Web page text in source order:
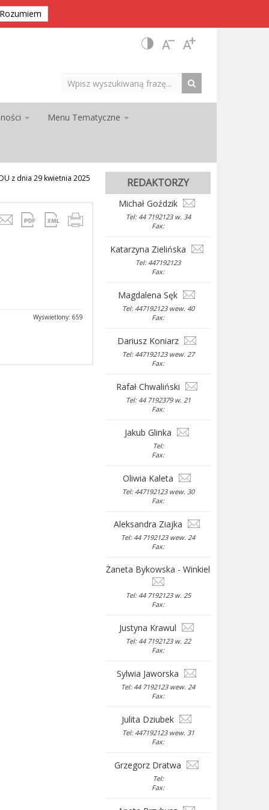
Rozumiem
Menu Tematyczne
z dnia 29 kwietnia 2025
Wyświetlony: 659
REDAKTORZY
Michał Goździk
Tel: 44 7192123 w. 34
Fax:
Katarzyna Zielińska
Tel: 447192123
Fax:
Magdalena Sęk
Tel: 447192123 wew. 40
Fax:
Dariusz Koniarz
Tel: 447192123 wew. 27
Fax:
Rafał Chwaliński
Tel: 44 7192379 w. 21
Fax:
Jakub Glinka
Tel:
Fax:
Oliwia Kaleta
Tel: 447192123 wew. 30
Fax:
Aleksandra Ziajka
Tel: 44 7192123 wew. 24
Fax:
Żaneta Bykowska - Winkiel
Tel: 44 7192123 w. 25
Fax:
Justyna Krawul
Tel: 44 7192123 w. 22
Fax:
Sylwia Jaworska
Tel: 44 7192123 wew. 24
Fax:
Julita Dziubek
Tel: 447192123 wew. 31
Fax:
Grzegorz Dratwa
Tel:
Fax: